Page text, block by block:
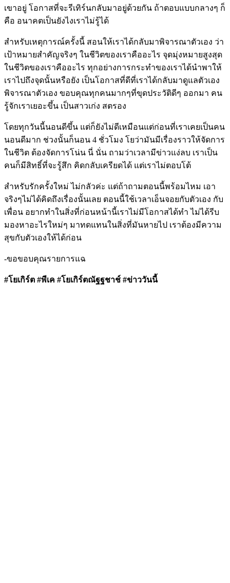
เขาอยู่ โอกาสที่จะรีเทิร์นกลับมาอยู่ด้วยกัน ถ้าตอบแบบกลางๆ ก็
คือ อนาคตเป็นยังไงเราไม่รู้ได้
สำหรับเหตุการณ์ครั้งนี้ สอนให้เราได้กลับมาพิจารณาตัวเอง ว่า
เป้าหมายสำคัญจริงๆ ในชีวิตของเราคืออะไร จุดมุ่งหมายสูงสุด
ในชีวิตของเราคืออะไร ทุกอย่างการกระทำของเราได้นำพาให้
เราไปถึงจุดนั้นหรือยัง เป็นโอกาสที่ดีที่เราได้กลับมาดูแลตัวเอง
พิจารณาตัวเอง ขอบคุณทุกคนมากๆที่ขุดประวัติดีๆ ออกมา คน
รู้จักเราเยอะขึ้น เป็นสาวเก่ง สตรอง
โดยทุกวันนี้นอนดีขึ้น แต่ก็ยังไม่ดีเหมือนแต่ก่อนที่เราเคยเป็นคน
นอนดีมาก ช่วงนั้นก็นอน 4 ชั่วโมง โยว่ามันมีเรื่องราวให้จัดการ
ในชีวิต ต้องจัดการโน่น นี่ นั่น ถามว่าเวลามีข่าวแง่ลบ เราเป็น
คนก็มีสิทธิ์ที่จะรู้สึก คิดกลับเครียดได้ แต่เราไม่ตอบโต้
สำหรับรักครั้งใหม่ ไม่กลัวค่ะ แต่ถ้าถามตอนนี้พร้อมไหม เอา
จริงๆไม่ได้คิดถึงเรื่องนั้นเลย ตอนนี้ใช้เวลาเอ็นจอยกับตัวเอง กับ
เพื่อน อยากทำในสิ่งที่ก่อนหน้านี้เราไม่มีโอกาสได้ทำ ไม่ได้รีบ
มองหาอะไรใหม่ๆ มาทดแทนในสิ่งที่มันหายไป เราต้องมีความ
สุขกับตัวเองให้ได้ก่อน
-ขอขอบคุณรายการแฉ
#โยเกิร์ต #พีเค #โยเกิร์ตณัฐฐชาช์ #ข่าววันนี้